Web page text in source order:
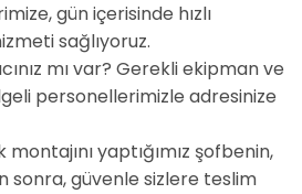
gün içerisinde hızlı
sağlıyoruz.
mı var? Gerekli ekipman ve
personellerimizle adresinize
yaptığımız şofbenin,
sonra, güvenle sizlere teslim